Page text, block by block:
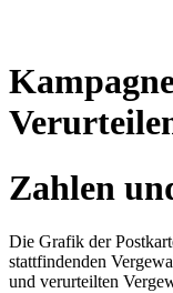
Zahlen
Die Grafik der
stattfindenden
und verurteilten